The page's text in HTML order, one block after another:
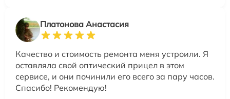
Платонова Анастасия
Качество и стоимость ремонта меня устроили. Я
оставляла свой оптический прицел в этом
сервисе, и они починили его всего за пару часов.
Спасибо! Рекомендую!